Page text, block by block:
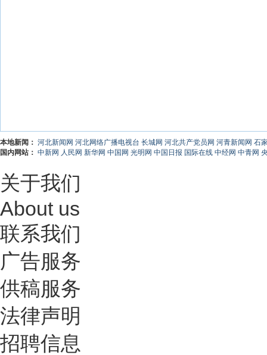
本地新闻： 河北新闻网 河北网络广播电视台 长城网 河北共产党员网 河青新闻网 石
国内网站： 中新网 人民网 新华网 中国网 光明网 中国日报 国际在线 中经网 中青网
关于我们
About us
联系我们
广告服务
供稿服务
法律声明
招聘信息